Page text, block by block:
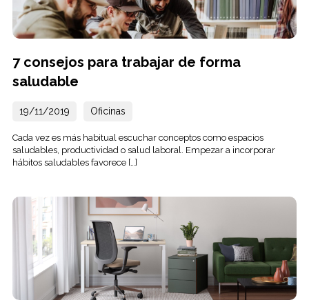
7 consejos para trabajar de forma
saludable
19/11/2019 Oficinas
Cada vez es más habitual escuchar conceptos como espacios
saludables, productividad o salud laboral. Empezar a incorporar
hábitos saludables favorece […]